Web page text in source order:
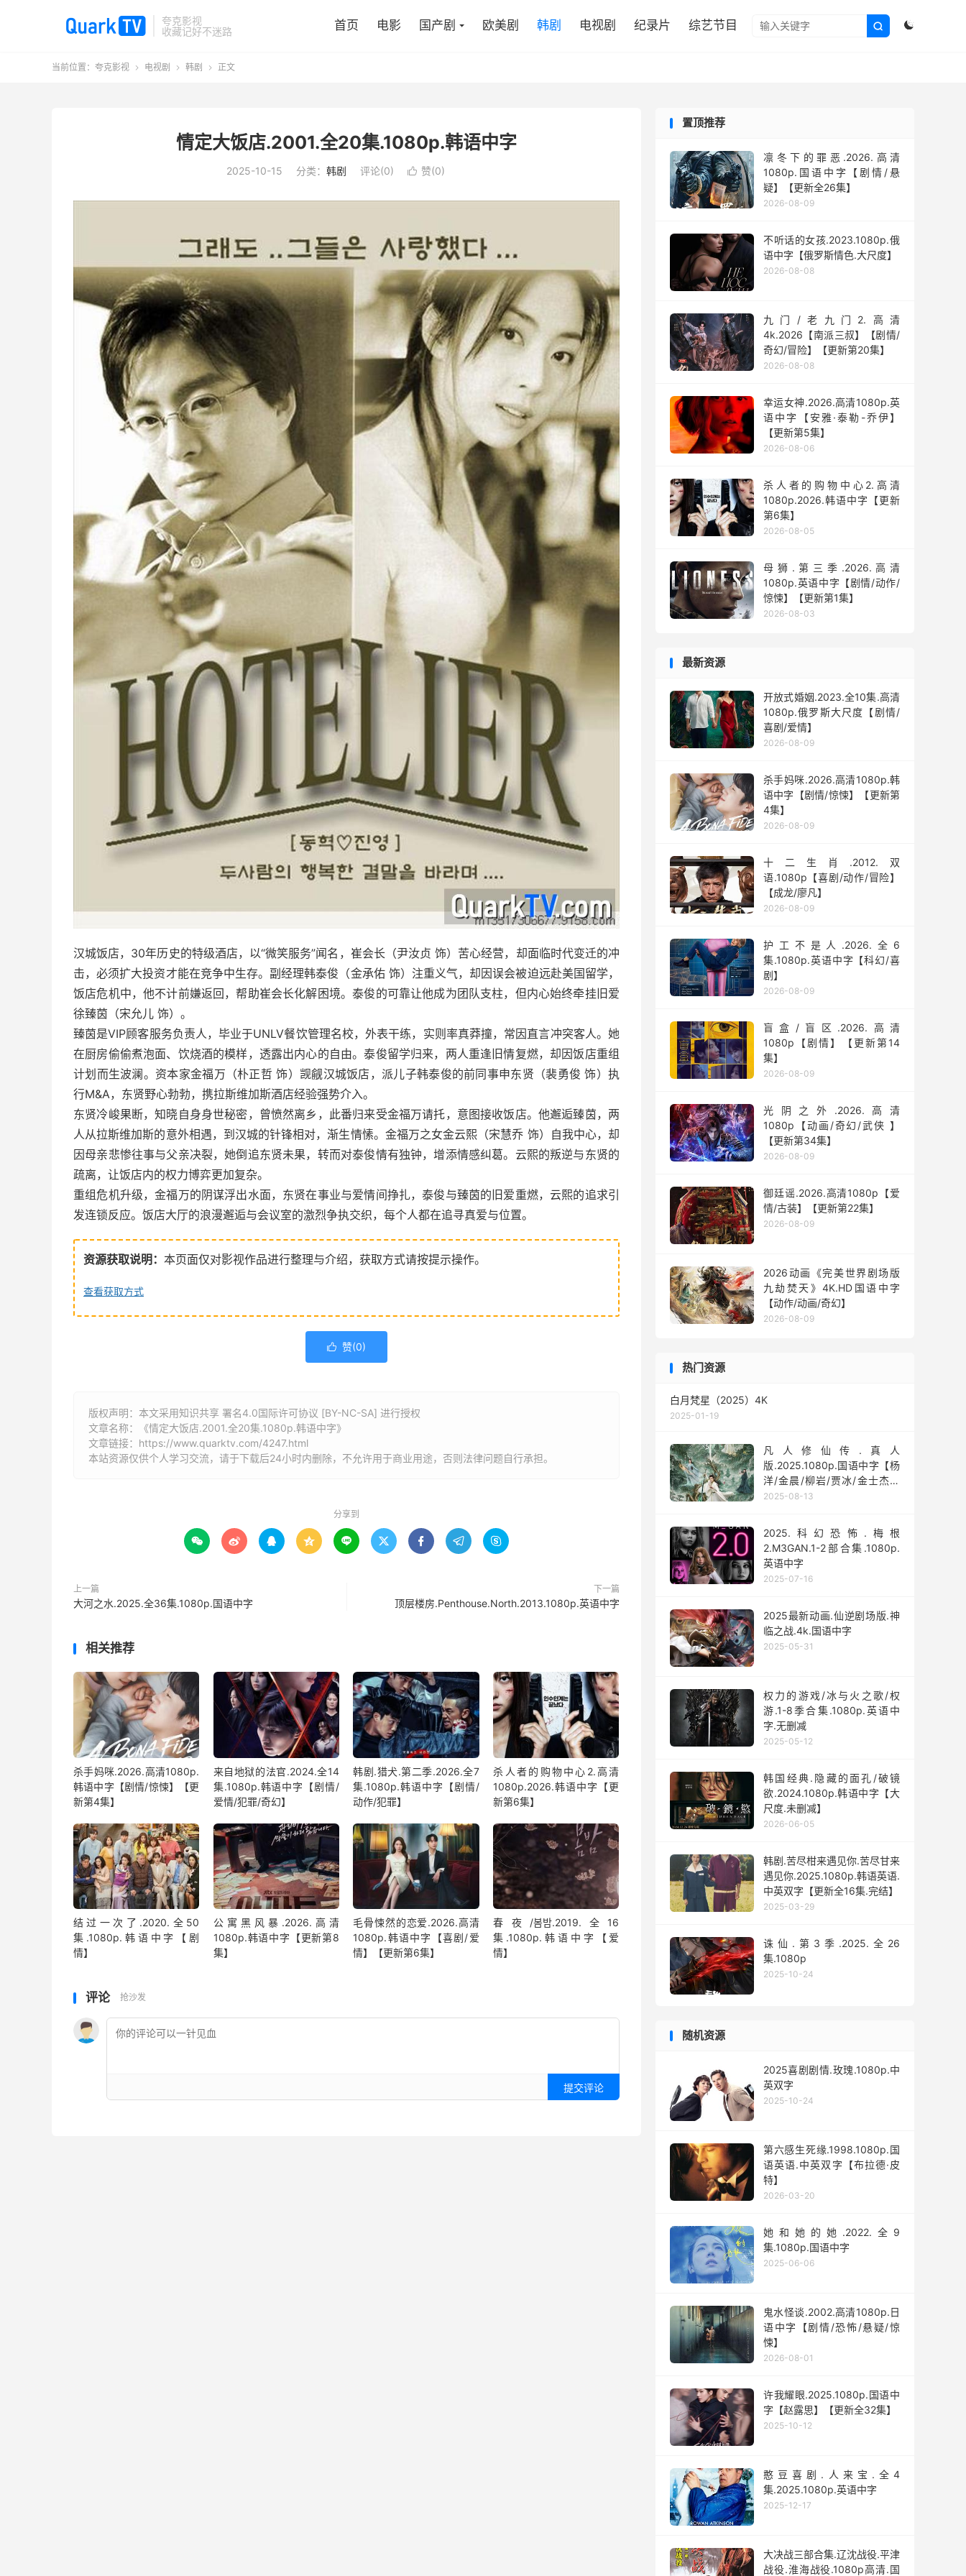
夸克影视
收藏记好不迷路


首页 电影 国产剧 欧美剧 韩剧 电视剧 纪录片 综艺节目
当前位置： 夸克影视  电视剧  韩剧  正文
情定大饭店.2001.全20集.1080p.韩语中字
2025-10-15 分类： 韩剧 评论(0)  赞(0)
汉城饭店，30年历史的特级酒店，以“微笑服务”闻名，崔会长（尹汝贞 饰）苦心经营，却面临时代变迁的冲
击，必须扩大投资才能在竞争中生存。副经理韩泰俊（金承佑 饰）注重义气，却因误会被迫远赴美国留学，
饭店危机中，他不计前嫌返回，帮助崔会长化解困境。泰俊的可靠让他成为团队支柱，但内心始终牵挂旧爱
徐臻茵（宋允儿 饰）。
臻茵是VIP顾客服务负责人，毕业于UNLV餐饮管理名校，外表干练，实则率真莽撞，常因直言冲突客人。她
在厨房偷偷煮泡面、饮烧酒的模样，透露出内心的自由。泰俊留学归来，两人重逢旧情复燃，却因饭店重组
计划而生波澜。资本家金福万（朴正哲 饰）觊觎汉城饭店，派儿子韩泰俊的前同事申东贤（裴勇俊 饰）执
行M&A，东贤野心勃勃，携拉斯维加斯酒店经验强势介入。
东贤冷峻果断，知晓自身身世秘密，曾愤然离乡，此番归来受金福万请托，意图接收饭店。他邂逅臻茵，两
人从拉斯维加斯的意外相遇，到汉城的针锋相对，渐生情愫。金福万之女金云熙（宋慧乔 饰）自我中心，却
因母亲悲惨往事与父亲决裂，她倒追东贤未果，转而对泰俊情有独钟，增添情感纠葛。云熙的叛逆与东贤的
疏离，让饭店内的权力博弈更加复杂。
重组危机升级，金福万的阴谋浮出水面，东贤在事业与爱情间挣扎，泰俊与臻茵的旧爱重燃，云熙的追求引
发连锁反应。饭店大厅的浪漫邂逅与会议室的激烈争执交织，每个人都在追寻真爱与位置。
资源获取说明： 本页面仅对影视作品进行整理与介绍，获取方式请按提示操作。
查看获取方式
 赞(0)
版权声明：本文采用知识共享 署名4.0国际许可协议 [BY-NC-SA] 进行授权
文章名称：《情定大饭店.2001.全20集.1080p.韩语中字》
文章链接： https://www.quarktv.com/4247.html
本站资源仅供个人学习交流，请于下载后24小时内删除，不允许用于商业用途，否则法律问题自行承担。
分享到
        
上一篇
大河之水.2025.全36集.1080p.国语中字
下一篇
顶层楼房.Penthouse.North.2013.1080p.英语中字
相关推荐
杀手妈咪.2026.高清1080p.
韩语中字【剧情/惊悚】【更
新第4集】
来自地狱的法官.2024.全14
集.1080p.韩语中字【剧情/
爱情/犯罪/奇幻】
韩剧.猎犬.第二季.2026.全7
集.1080p.韩语中字【剧情/
动作/犯罪】
杀人者的购物中心2.高清
1080p.2026.韩语中字【更
新第6集】
结过一次了.2020.全50
集.1080p.韩语中字【剧
情】
公寓黑风暴.2026.高清
1080p.韩语中字【更新第8
集】
毛骨悚然的恋爱.2026.高清
1080p.韩语中字【喜剧/爱
情】【更新第6集】
春夜/봄밤‎.2019.全16
集.1080p.韩语中字【爱
情】
评论 抢沙发
提交评论
置顶推荐
凛冬下的罪恶.2026.高清
1080p.国语中字【剧情/悬
疑】【更新全26集】
2026-08-09
不听话的女孩.2023.1080p.俄
语中字【俄罗斯情色.大尺度】
2026-08-08
九门/老九门2.高清
4k.2026【南派三叔】【剧情/
奇幻/冒险】【更新第20集】
2026-08-08
幸运女神.2026.高清1080p.英
语中字【安雅·泰勒-乔伊】
【更新第5集】
2026-08-06
杀人者的购物中心2.高清
1080p.2026.韩语中字【更新
第6集】
2026-08-05
母狮.第三季.2026.高清
1080p.英语中字【剧情/动作/
惊悚】【更新第1集】
2026-08-03
最新资源
开放式婚姻.2023.全10集.高清
1080p.俄罗斯大尺度【剧情/
喜剧/爱情】
2026-08-09
杀手妈咪.2026.高清1080p.韩
语中字【剧情/惊悚】【更新第
4集】
2026-08-09
十二生肖.2012.双
语.1080p【喜剧/动作/冒险】
【成龙/廖凡】
2026-08-09
护工不是人.2026.全6
集.1080p.英语中字【科幻/喜
剧】
2026-08-09
盲盒/盲区.2026.高清
1080p【剧情】【更新第14
集】
2026-08-09
光阴之外.2026.高清
1080p【动画/奇幻/武侠 】
【更新第34集】
2026-08-09
御廷谣.2026.高清1080p【爱
情/古装】【更新第22集】
2026-08-09
2026动画《完美世界剧场版
九劫焚天》4K.HD国语中字
【动作/动画/奇幻】
2026-08-09
热门资源
白月梵星（2025）4K
2025-01-19
凡人修仙传.真人
版.2025.1080p.国语中字【杨
洋/金晨/柳岩/贾冰/金士杰】
【全30集】
2025-08-13
2025.科幻恐怖.梅根
2.M3GAN.1-2部合集.1080p.
英语中字
2025-07-16
2025最新动画.仙逆剧场版.神
临之战.4k.国语中字
2025-05-31
权力的游戏/冰与火之歌/权
游.1-8季合集.1080p.英语中
字.无删减
2025-05-12
韩国经典.隐藏的面孔/破镜
欲.2024.1080p.韩语中字【大
尺度.未删减】
2026-06-05
韩剧.苦尽柑来遇见你.苦尽甘来
遇见你.2025.1080p.韩语英语.
中英双字【更新全16集.完结】
2025-03-29
诛仙.第3季.2025.全26
集.1080p
2025-10-24
随机资源
2025喜剧剧情.玫瑰.1080p.中
英双字
2025-10-24
第六感生死缘.1998.1080p.国
语英语.中英双字【布拉德·皮
特】
2026-03-20
她和她的她.2022.全9
集.1080p.国语中字
2025-06-06
鬼水怪谈.2002.高清1080p.日
语中字【剧情/恐怖/悬疑/惊
悚】
2026-08-01
许我耀眼.2025.1080p.国语中
字【赵露思】【更新全32集】
2025-10-12
憨豆喜剧.人来宝.全4
集.2025.1080p.英语中字
2025-12-17
大决战三部合集.辽沈战役.平津
战役.淮海战役.1080p高清.国